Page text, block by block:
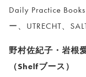
Daily Practice
ー、UTRECHT、
野村佐紀子・岩根
（Shelfブース）